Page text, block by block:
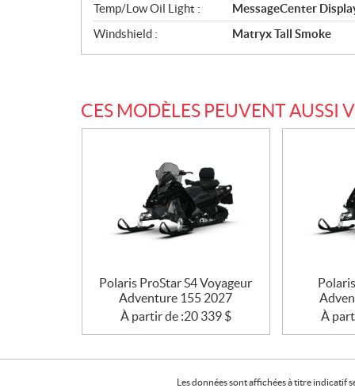
Temp/Low Oil Light :
MessageCenter
Windshield :
Matryx Tall Smoke
CES MODÈLES PEUVENT AUSSI
Polaris ProStar S4 Voyageur
Adventure 155 2027
À partir de :20 339 $
À
Les données sont affichées à titre indicatif